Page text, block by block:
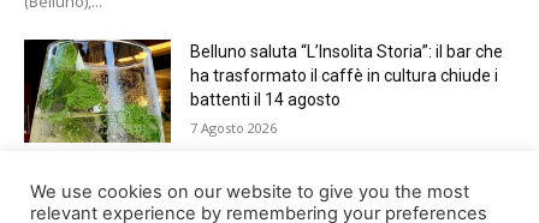
Belluno saluta “L’Insolita Storia”: il bar che
ha trasformato il caffè in cultura chiude i
battenti il 14 agosto
7 Agosto 2026
Giro del Lago di Santa Croce 2026.
Appuntamento domenica 16 agosto
We use cookies on our website to give you the most
relevant experience by remembering your preferences